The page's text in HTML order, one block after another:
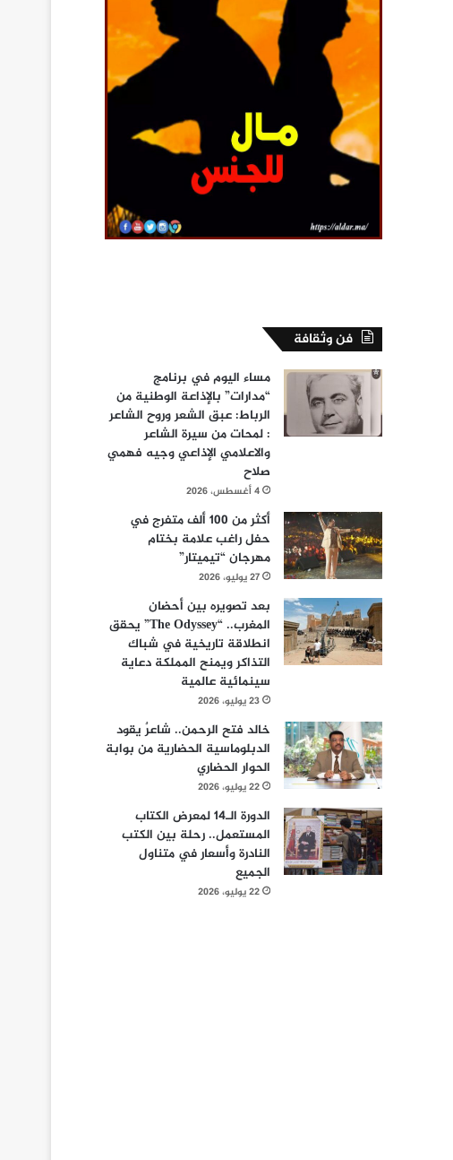
فن وثقافة
مساء اليوم في برنامج
“مدارات” بالإذاعة الوطنية من
الرباط: عبق الشعر وروح الشاعر
: لمحات من سيرة الشاعر
والاعلامي الإذاعي وجيه فهمي
صلاح
4 أغسطس، 2026
أكثر من 100 ألف متفرج في
حفل راغب علامة بختام
مهرجان “تيميتار”
27 يوليو، 2026
بعد تصويره بين أحضان
المغرب.. “The Odyssey” يحقق
انطلاقة تاريخية في شباك
التذاكر ويمنح المملكة دعاية
سينمائية عالمية
23 يوليو، 2026
خالد فتح الرحمن.. شاعرٌ يقود
الدبلوماسية الحضارية من بوابة
الحوار الحضاري
22 يوليو، 2026
الدورة الـ14 لمعرض الكتاب
المستعمل.. رحلة بين الكتب
النادرة وأسعار في متناول
الجميع
22 يوليو، 2026